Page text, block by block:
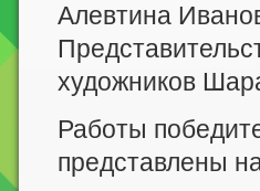
Алевтина
художников
Работы
представлены